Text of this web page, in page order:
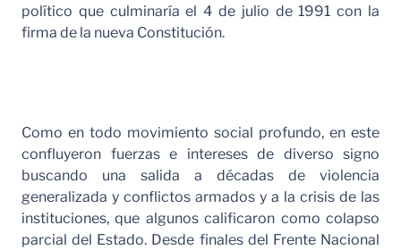
político que culminaría el 4 de julio de 1991 con la
firma de la nueva Constitución.
Como en todo movimiento social profundo, en este
confluyeron fuerzas e intereses de diverso signo
buscando una salida a décadas de violencia
generalizada y conflictos armados y a la crisis de las
instituciones, que algunos calificaron como colapso
parcial del Estado. Desde finales del Frente Nacional